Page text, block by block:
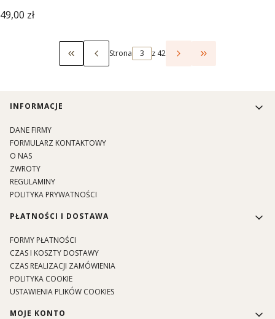
Cena
49,00 zł
Wróć do pierwszej strony z produktami
Strona z 42 Przejdź do
Linki w stopce
INFORMACJE
DANE FIRMY
FORMULARZ KONTAKTOWY
O NAS
ZWROTY
REGULAMINY
POLITYKA PRYWATNOŚCI
PŁATNOŚCI I DOSTAWA
FORMY PŁATNOŚCI
CZAS I KOSZTY DOSTAWY
CZAS REALIZACJI ZAMÓWIENIA
POLITYKA COOKIE
USTAWIENIA PLIKÓW COOKIES
MOJE KONTO